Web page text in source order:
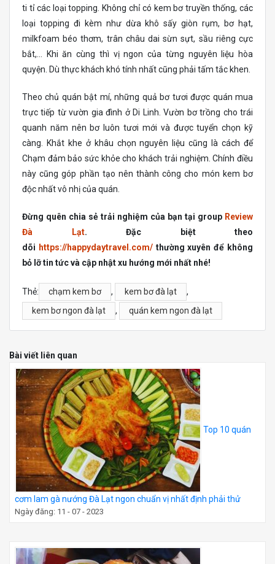
ti tỉ các loại topping. Không chỉ có kem bơ truyền thống, các
loại topping đi kèm như dừa khô sấy giòn rụm, bơ hạt,
milkfoam béo thơm, trân châu dai sừn sựt, sầu riêng cực
bắt,… Khi ăn cùng thì vị ngon của từng nguyên liệu hòa
quyện. Dù thực khách khó tính nhất cũng phải tấm tắc khen.
Theo chủ quán bật mí, những quả bơ tươi được quán mua
trực tiếp từ vườn gia đình ở Di Linh. Vườn bơ trồng cho trái
quanh năm nên bơ luôn tươi mới và được tuyển chọn kỹ
càng. Khắt khe ở khâu chọn nguyên liệu cũng là cách để
Chạm đảm bảo sức khỏe cho khách trải nghiệm. Chính điều
này cũng góp phần tạo nên thành công cho món kem bơ
độc nhất vô nhị của quán.
Đừng quên chia sẻ trải nghiệm của bạn tại group Review
Đà Lạt. Đặc biệt theo
dõi https://happydaytravel.com/thường xuyên để không
bỏ lỡ tin tức và cập nhật xu hướng mới nhất nhé!
Thẻ: chạm kem bơ , kem bơ đà lạt
,
kem bơ ngon đà lạt
, quán kem ngon đà lạt
Bài viết liên quan
Top 10 quán
cơm lam gà nướng Đà Lạt ngon chuẩn vị nhất định phải thử
Ngày đăng: 11 - 07 - 2023